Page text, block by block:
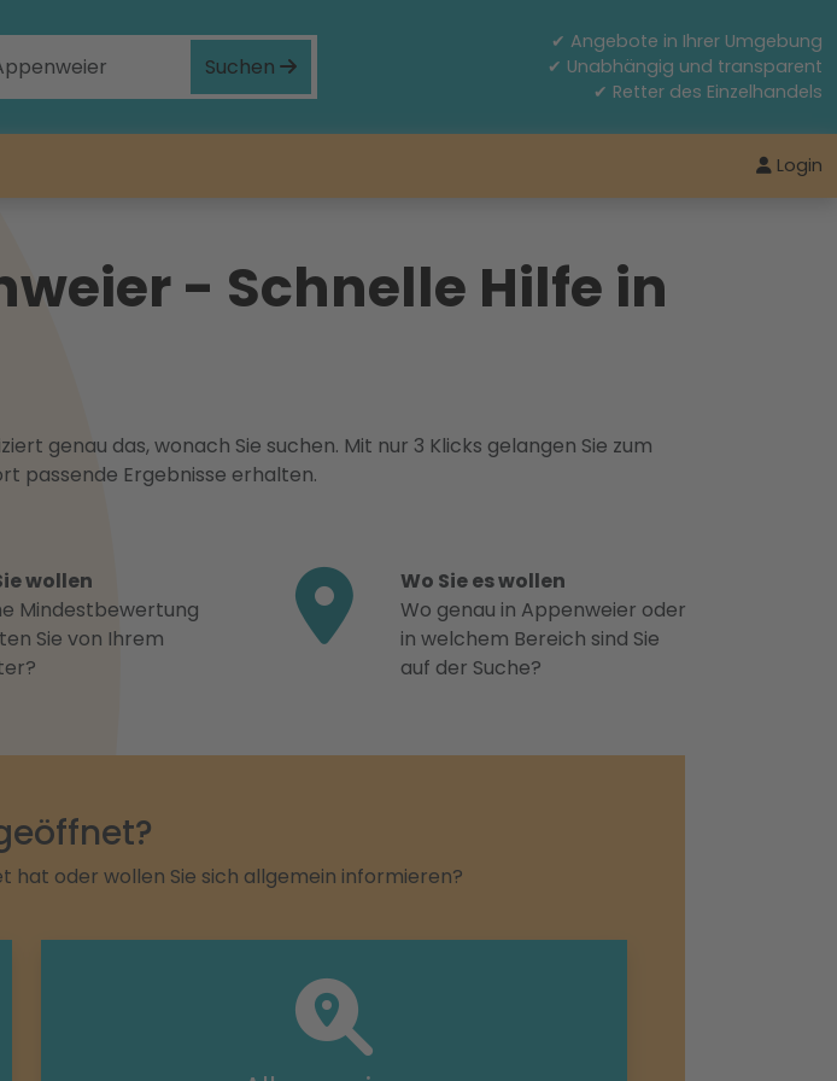
Suchen
✔ Angebote in Ihrer Umgebung
✔ Unabhängig und transparent
✔ Retter des Einzelhandels
Login
- Schnelle Hilfe in
genau das, wonach Sie suchen. Mit nur 3 Klicks gelangen Sie zum
passende Ergebnisse erhalten.
wollen
Mindestbewertung
Sie von Ihrem
Wo Sie es wollen
Wo genau in Appenweier oder
in welchem Bereich sind Sie
auf der Suche?
hat oder wollen Sie sich allgemein informieren?